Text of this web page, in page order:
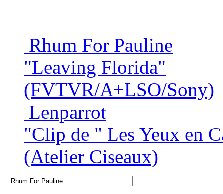
Rhum For Pauline
"Leaving Florida"
(FVTVR/A+LSO/Sony)
Lenparrot
"Clip de " Les Yeux en
(Atelier Ciseaux)